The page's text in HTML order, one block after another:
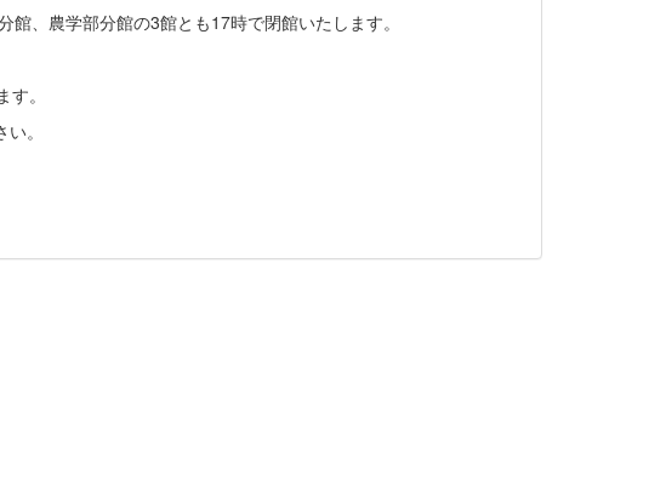
、農学部分館の3館とも17時で閉館いたします。
。
。